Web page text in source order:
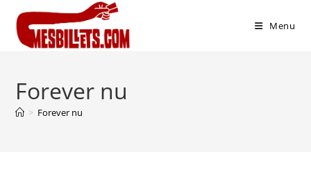
Menu
Forever nu
> Forever nu